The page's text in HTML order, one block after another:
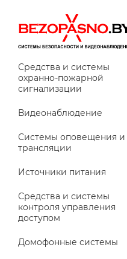
Средства и системы
охранно-пожарной
сигнализации
Видеонаблюдение
для
Системы оповещения и
трансляции
Источники питания
Средства и системы
контроля управления
доступом
Домофонные системы